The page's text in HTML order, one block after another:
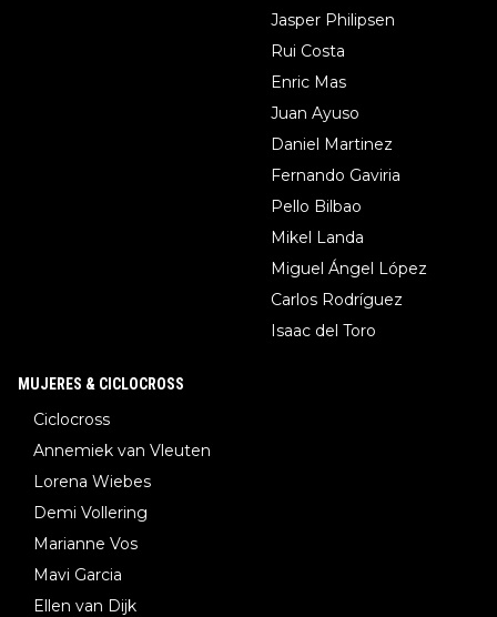
Jasper Philipsen
Rui Costa
Enric Mas
Juan Ayuso
Daniel Martinez
Fernando Gaviria
Pello Bilbao
Mikel Landa
Miguel Ángel López
Carlos Rodríguez
Isaac del Toro
MUJERES & CICLOCROSS
Ciclocross
Annemiek van Vleuten
Lorena Wiebes
Demi Vollering
Marianne Vos
Mavi Garcia
Ellen van Dijk